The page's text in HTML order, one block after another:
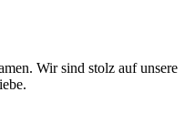
Wir sind stolz auf unsere